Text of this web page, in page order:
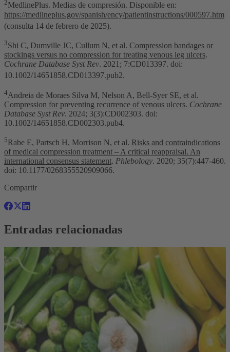
2MedlinePlus. Medias de compresión. Disponible en:
https://medlineplus.gov/spanish/ency/patientinstructions/000597.htm
(consulta 14 de febrero de 2025).
3Shi C, Dumville JC, Cullum N, et al. Compression bandages or
stockings versus no compression for treating venous leg ulcers.
Cochrane Database Syst Rev. 2021; 7:CD013397. doi:
10.1002/14651858.CD013397.pub2.
4Andreia de Moraes Silva M, Nelson A, Bell-Syer SE, et al.
Compression for preventing recurrence of venous ulcers. Cochrane
Database Syst Rev. 2024; 3(3):CD002303. doi:
10.1002/14651858.CD002303.pub4.
5Rabe E, Partsch H, Morrison N, et al. Risks and contraindications
of medical compression treatment – A critical reappraisal. An
international consensus statement. Phlebology. 2020; 35(7):447-460.
doi: 10.1177/0268355520909066.
Compartir
Entradas relacionadas